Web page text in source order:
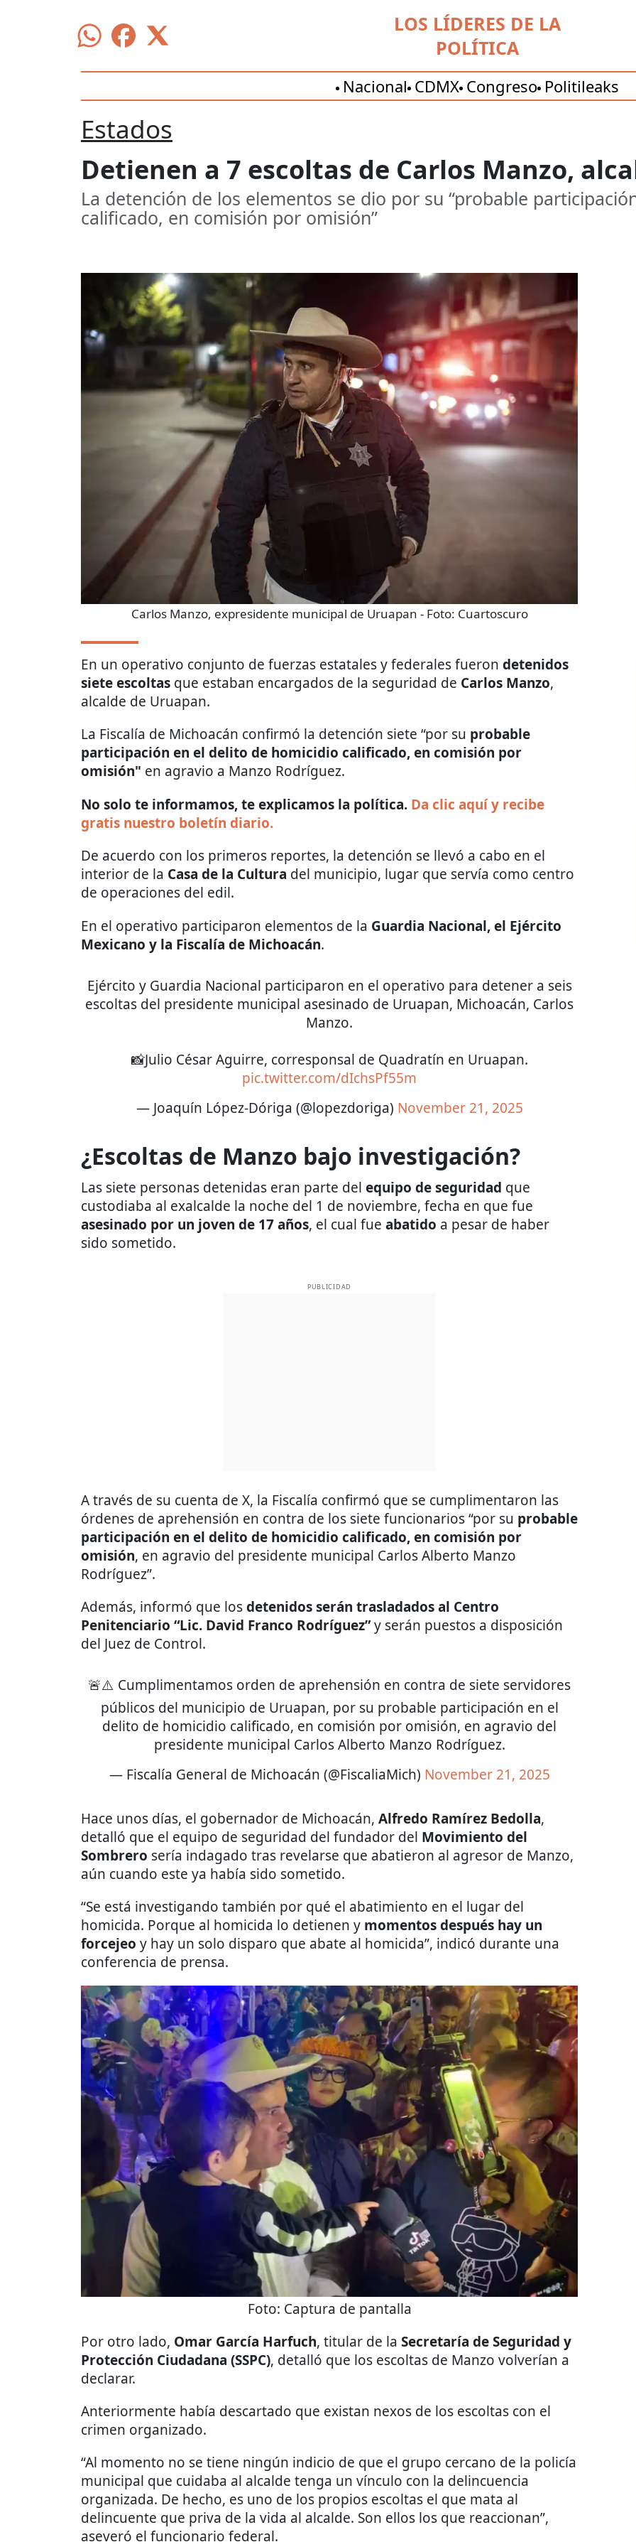
LOS LÍDERES DE LA
POLÍTICA
Nacional CDMX Congreso Politileaks
Estados
Detienen a 7 escoltas de Carlos Manzo,
La detención de los elementos se dio por su “probable
calificado, en comisión por omisión”
Carlos Manzo, expresidente municipal de Uruapan - Foto: Cuartoscuro
En un operativo conjunto de fuerzas estatales y federales fueron detenidos
siete escoltas que estaban encargados de la seguridad de Carlos Manzo,
alcalde de Uruapan.
La Fiscalía de Michoacán confirmó la detención siete “por su probable
participación en el delito de homicidio calificado, en comisión por
omisión" en agravio a Manzo Rodríguez.
No solo te informamos, te explicamos la política. Da clic aquí y recibe
gratis nuestro boletín diario.
De acuerdo con los primeros reportes, la detención se llevó a cabo en el
interior de la Casa de la Cultura del municipio, lugar que servía como centro
de operaciones del edil.
En el operativo participaron elementos de la Guardia Nacional, el Ejército
Mexicano y la Fiscalía de Michoacán.
Ejército y Guardia Nacional participaron en el operativo para detener a seis
escoltas del presidente municipal asesinado de Uruapan, Michoacán, Carlos
Manzo.
📸Julio César Aguirre, corresponsal de Quadratín en Uruapan.
pic.twitter.com/dIchsPf55m
— Joaquín López-Dóriga (@lopezdoriga) November 21, 2025
¿Escoltas de Manzo bajo investigación?
Las siete personas detenidas eran parte del equipo de seguridad que
custodiaba al exalcalde la noche del 1 de noviembre, fecha en que fue
asesinado por un joven de 17 años, el cual fue abatido a pesar de haber
sido sometido.
PUBLICIDAD
A través de su cuenta de X, la Fiscalía confirmó que se cumplimentaron las
órdenes de aprehensión en contra de los siete funcionarios “por su probable
participación en el delito de homicidio calificado, en comisión por
omisión, en agravio del presidente municipal Carlos Alberto Manzo
Rodríguez”.
Además, informó que losdetenidos serán trasladados al Centro
Penitenciario “Lic. David Franco Rodríguez”y serán puestos a disposición
del Juez de Control.
🚨⚠️ Cumplimentamos orden de aprehensión en contra de siete servidores
públicos del municipio de Uruapan, por su probable participación en el
delito de homicidio calificado, en comisión por omisión, en agravio del
presidente municipal Carlos Alberto Manzo Rodríguez.
— Fiscalía General de Michoacán (@FiscaliaMich) November 21, 2025
Hace unos días, el gobernador de Michoacán, Alfredo Ramírez Bedolla,
detalló que el equipo de seguridad del fundador del Movimiento del
Sombrero sería indagado tras revelarse que abatieron al agresor de Manzo,
aún cuando este ya había sido sometido.
“Se está investigando también por qué el abatimiento en el lugar del
homicida. Porque al homicida lo detienen y momentos después hay un
forcejeo y hay un solo disparo que abate al homicida”, indicó durante una
conferencia de prensa.
Foto: Captura de pantalla
Por otro lado, Omar García Harfuch, titular de la Secretaría de Seguridad y
Protección Ciudadana (SSPC), detalló que los escoltas de Manzo volverían a
declarar.
Anteriormente había descartado que existan nexos de los escoltas con el
crimen organizado.
“Al momento no se tiene ningún indicio de que el grupo cercano de la policía
municipal que cuidaba al alcalde tenga un vínculo con la delincuencia
organizada. De hecho, es uno de los propios escoltas el que mata al
delincuente que priva de la vida al alcalde. Son ellos los que reaccionan”,
aseveró el funcionario federal.